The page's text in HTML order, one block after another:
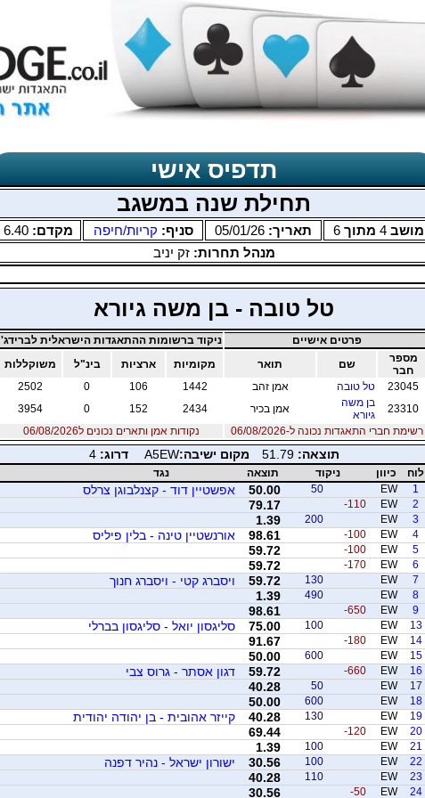
תדפיס אישי
תחילת שנה במשגב
מושב4 מתוך6 תאריך: 05/01/26 סניף: קריות/חיפה מקדם:6.40
מנהל תחרות:זק יניב
טל טובה - בן משה גיורא
פרטים אישיים
ניקוד ברשומות ההתאגדות הישראלית לברידג'
מספר
חבר
שם תואר מקומיות ארציות בינ"ל
משוקללות
23045
טל טובה אמן זהב 1442
106
0
2502
23310
בן משה
גיורא
אמן בכיר 2434
152
0
3954
רשימת חברי התאגדות נכונה ל-06/08/2026
נקודות אמן ותארים נכונים ל06/08/2026
תוצאה:51.79 מקום ישיבה:A5EW דרוג:4
לוח כיוון ניקוד תוצאה
נגד
1
EW
50
50.00 אפשטיין דוד - קצנלבוגן צרלס
2
EW
-110
79.17
3
EW
200
1.39
4
EW
-100
98.61 אורנשטיין טינה - בלין פיליס
5
EW
-100
59.72
6
EW
-170
59.72
7
EW
130
59.72 ויסברג קטי - ויסברג חנוך
8
EW
490
1.39
9
EW
-650
98.61
13
EW
100
75.00 סליגסון יואל - סליגסון בברלי
14
EW
-180
91.67
15
EW
600
50.00
16
EW
-660
59.72 דגון אסתר - גרוס צבי
17
EW
50
40.28
18
EW
600
50.00
19
EW
130
40.28 קייזר אהובית - בן יהודה יהודית
20
EW
-120
69.44
21
EW
100
1.39
22
EW
100
30.56 ישורון ישראל - נהיר דפנה
23
EW
110
40.28
24
EW
-50
30.56